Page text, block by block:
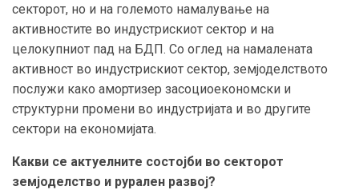
секторот, но и на големото намалување на
активностите во индустрискиот сектор и на
целокупниот пад на БДП. Со оглед на намалената
активност во индустрискиот сектор, земјоделството
послужи како амортизер засоциоекономски и
структурни промени во индустријата и во другите
сектори на економијата.
Какви се актуелните состојби во секторот
земјоделство и рурален развој?